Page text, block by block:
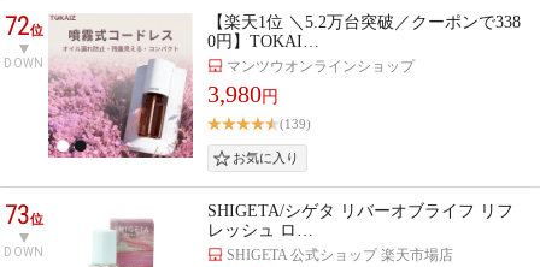
72位
DOWN
【楽天1位 ＼5.2万台突破／クーポンで338
0円】TOKAI…
マンツウオンラインショップ
3,980円
(139)
73位
DOWN
SHIGETA/シゲタ リバーオブライフ リフ
レッシュ ロ…
SHIGETA 公式ショップ 楽天市場店